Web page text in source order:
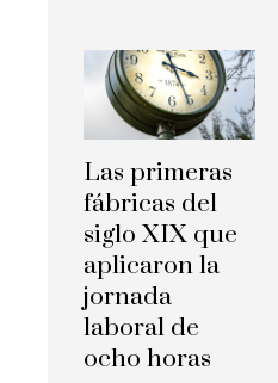
Las primeras
fábricas del
siglo XIX que
aplicaron la
jornada
laboral de
ocho horas